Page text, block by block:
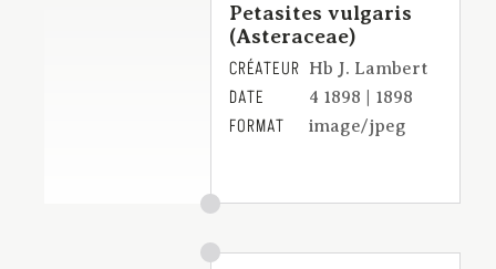
Petasites vulgaris
(Asteraceae)
CRÉATEUR Hb J. Lambert
DATE 4 1898 | 1898
FORMAT image/jpeg